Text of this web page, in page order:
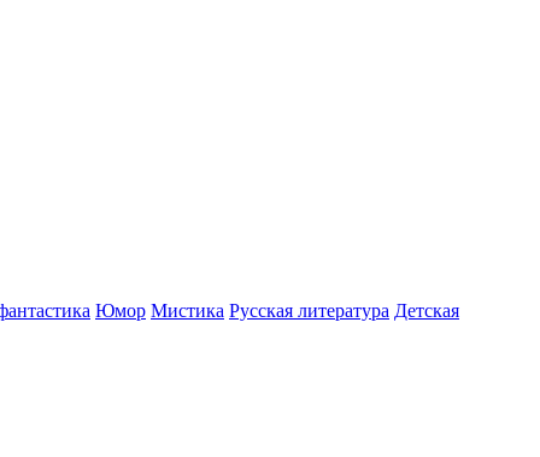
Юмор Мистика Русская литература Детская